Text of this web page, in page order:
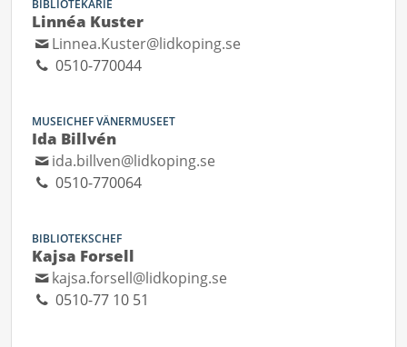
BIBLIOTEKARIE
Linnéa Kuster
Linnea.Kuster@lidkoping.se
0510-770044
MUSEICHEF VÄNERMUSEET
Ida Billvén
ida.billven@lidkoping.se
0510-770064
BIBLIOTEKSCHEF
Kajsa Forsell
kajsa.forsell@lidkoping.se
0510-77 10 51